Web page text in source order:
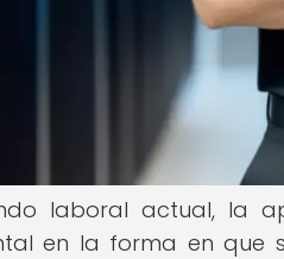
laboral actual, la
en la forma en que